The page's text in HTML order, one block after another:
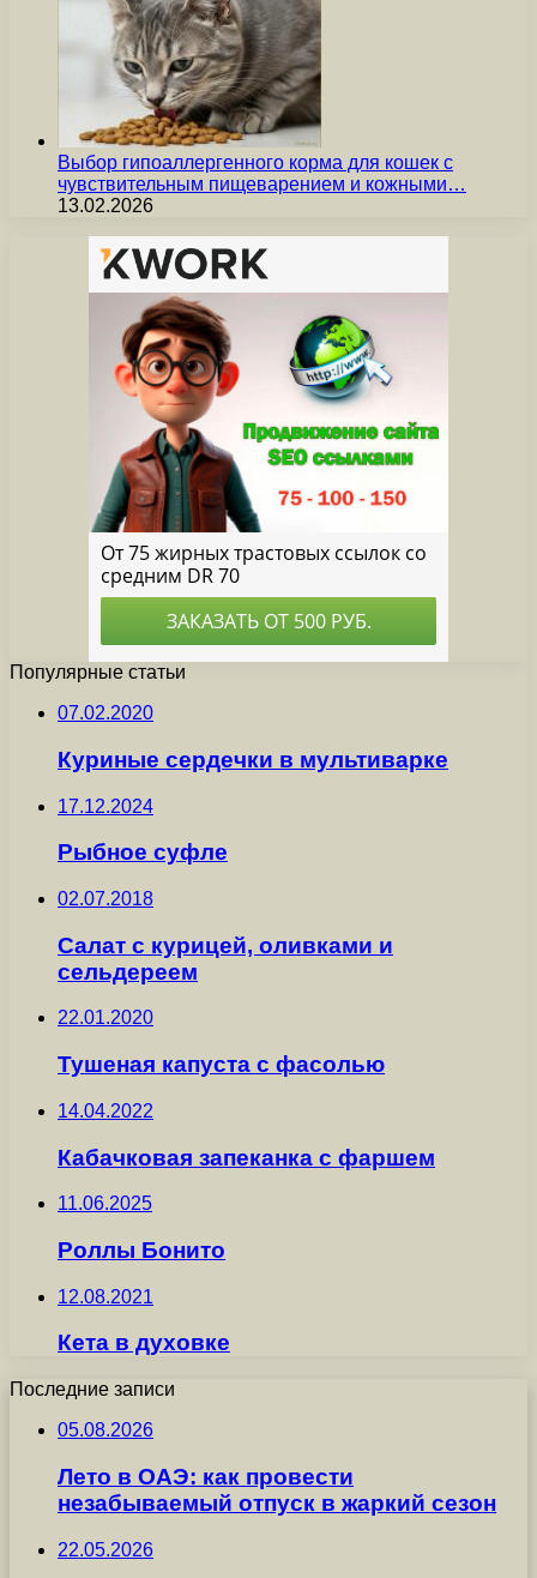
Выбор гипоаллергенного корма для кошек с
чувствительным пищеварением и кожными…
13.02.2026
Популярные статьи
07.02.2020
Куриные сердечки в мультиварке
17.12.2024
Рыбное суфле
02.07.2018
Салат с курицей, оливками и
сельдереем
22.01.2020
Тушеная капуста с фасолью
14.04.2022
Кабачковая запеканка с фаршем
11.06.2025
Роллы Бонито
12.08.2021
Кета в духовке
Последние записи
05.08.2026
Лето в ОАЭ: как провести
незабываемый отпуск в жаркий сезон
22.05.2026